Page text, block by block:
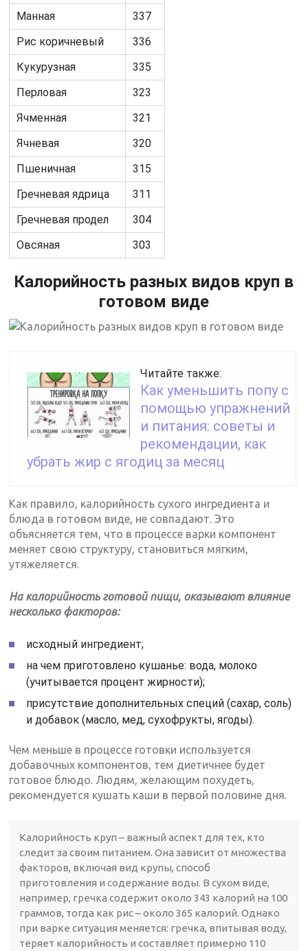
Манная
337
Рис коричневый
336
Кукурузная
335
Перловая
323
Ячменная
321
Ячневая
320
Пшеничная
315
Гречневая ядрица
311
Гречневая продел
304
Овсяная
303
Калорийность разных видов круп в
готовом виде
Читайте также:
Как уменьшить попу с
помощью упражнений
и питания: советы и
рекомендации, как
убрать жир с ягодиц за месяц
Как правило, калорийность сухого ингредиента и
блюда в готовом виде, не совпадают. Это
объясняется тем, что в процессе варки компонент
меняет свою структуру, становиться мягким,
утяжеляется.
На калорийность готовой пищи, оказывают влияние
несколько факторов:
исходный ингредиент;
на чем приготовлено кушанье: вода, молоко
(учитывается процент жирности);
присутствие дополнительных специй (сахар, соль)
и добавок (масло, мед, сухофрукты, ягоды).
Чем меньше в процессе готовки используется
добавочных компонентов, тем диетичнее будет
готовое блюдо. Людям, желающим похудеть,
рекомендуется кушать каши в первой половине дня.
Калорийность круп – важный аспект для тех, кто
следит за своим питанием. Она зависит от множества
факторов, включая вид крупы, способ
приготовления и содержание воды. В сухом виде,
например, гречка содержит около 343 калорий на 100
граммов, тогда как рис – около 365 калорий. Однако
при варке ситуация меняется: гречка, впитывая воду,
теряет калорийность и составляет примерно 110